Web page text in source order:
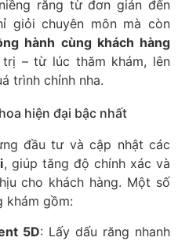
răng từ đơn giản đến
giỏi chuyên môn mà còn
hành cùng khách hàng
– từ lúc thăm khám, lên
trình chỉnh nha.
hiện đại bậc nhất
đầu tư và cập nhật các
, giúp tăng độ chính xác và
cho khách hàng. Một số
khám gồm:
5D: Lấy dấu răng nhanh